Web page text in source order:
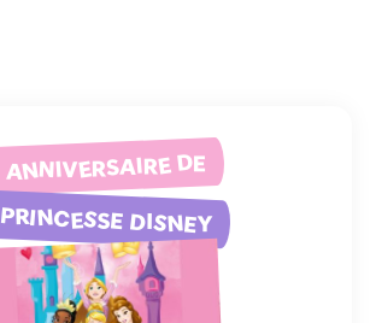
ANNIVERSAIRE DE
PRINCESSE DISNEY